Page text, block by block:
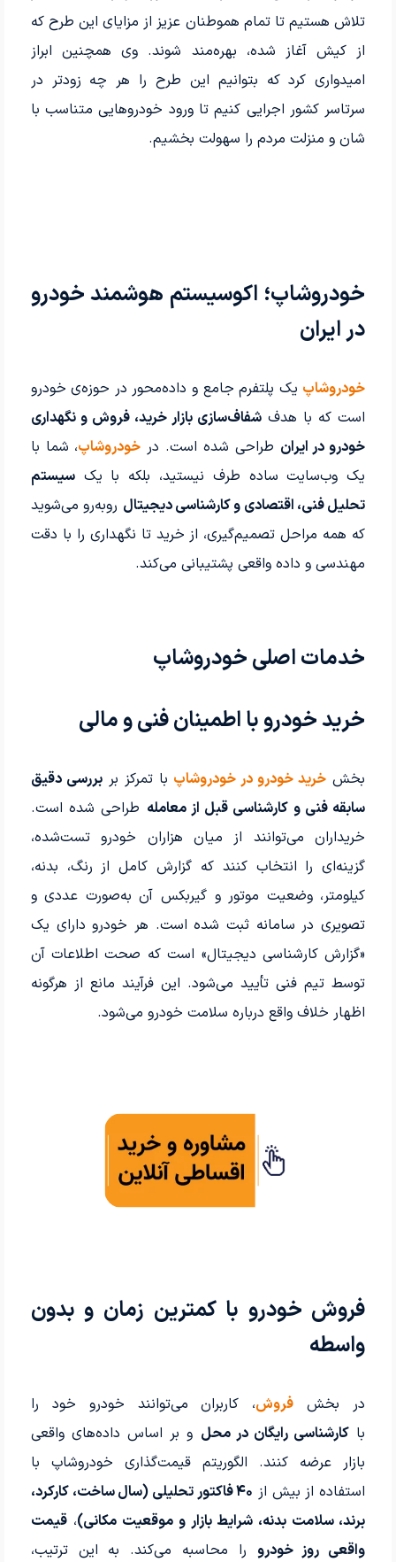
تلاش هستیم تا تمام هموطنان عزیز از مزایای این طرح که
از کیش آغاز شده، بهره‌مند شوند. وی همچنین ابراز
امیدواری کرد که بتوانیم این طرح را هر چه زودتر در
سرتاسر کشور اجرایی کنیم تا ورود خودروهایی متناسب با
شان و منزلت مردم را سهولت بخشیم.
خودروشاپ؛ اکوسیستم هوشمند خودرو
در ایران
خودروشاپ یک پلتفرم جامع و داده‌محور در حوزه‌ی خودرو
است که با هدف شفاف‌سازی بازار خرید، فروش و نگهداری
خودرو در ایران طراحی شده است. در خودروشاپ، شما با
یک وب‌سایت ساده طرف نیستید، بلکه با یکسیستم
تحلیل فنی، اقتصادی و کارشناسی دیجیتال روبه‌رو می‌شوید
که همه مراحل تصمیم‌گیری، از خرید تا نگهداری را با دقت
مهندسی و داده واقعی پشتیبانی می‌کند.
خدمات اصلی خودروشاپ
خرید خودرو با اطمینان فنی و مالی
بخش خرید خودرو در خودروشاپ با تمرکز بربررسی دقیق
سابقه فنی و کارشناسی قبل از معامله طراحی شده است.
خریداران می‌توانند از میان هزاران خودرو تست‌شده،
گزینه‌ای را انتخاب کنند که گزارش کامل از رنگ، بدنه،
کیلومتر، وضعیت موتور و گیربکس آن به‌صورت عددی و
تصویری در سامانه ثبت شده است. هر خودرو دارای یک
«گزارش کارشناسی دیجیتال» است که صحت اطلاعات آن
توسط تیم فنی تأیید می‌شود. این فرآیند مانع از هرگونه
اظهار خلاف واقع درباره سلامت خودرو می‌شود.
فروش خودرو با کمترین زمان و بدون
واسطه
در بخش فروش، کاربران می‌توانند خودرو خود را
با کارشناسی رایگان در محل و بر اساس داده‌های واقعی
بازار عرضه کنند. الگوریتم قیمت‌گذاری خودروشاپ با
استفاده از بیش از
۴۰ فاکتور تحلیلی (سال ساخت، کارکرد،
برند، سلامت بدنه، شرایط بازار و موقعیت مکانی)،قیمت
واقعی روز خودرو را محاسبه می‌کند. به این ترتیب،